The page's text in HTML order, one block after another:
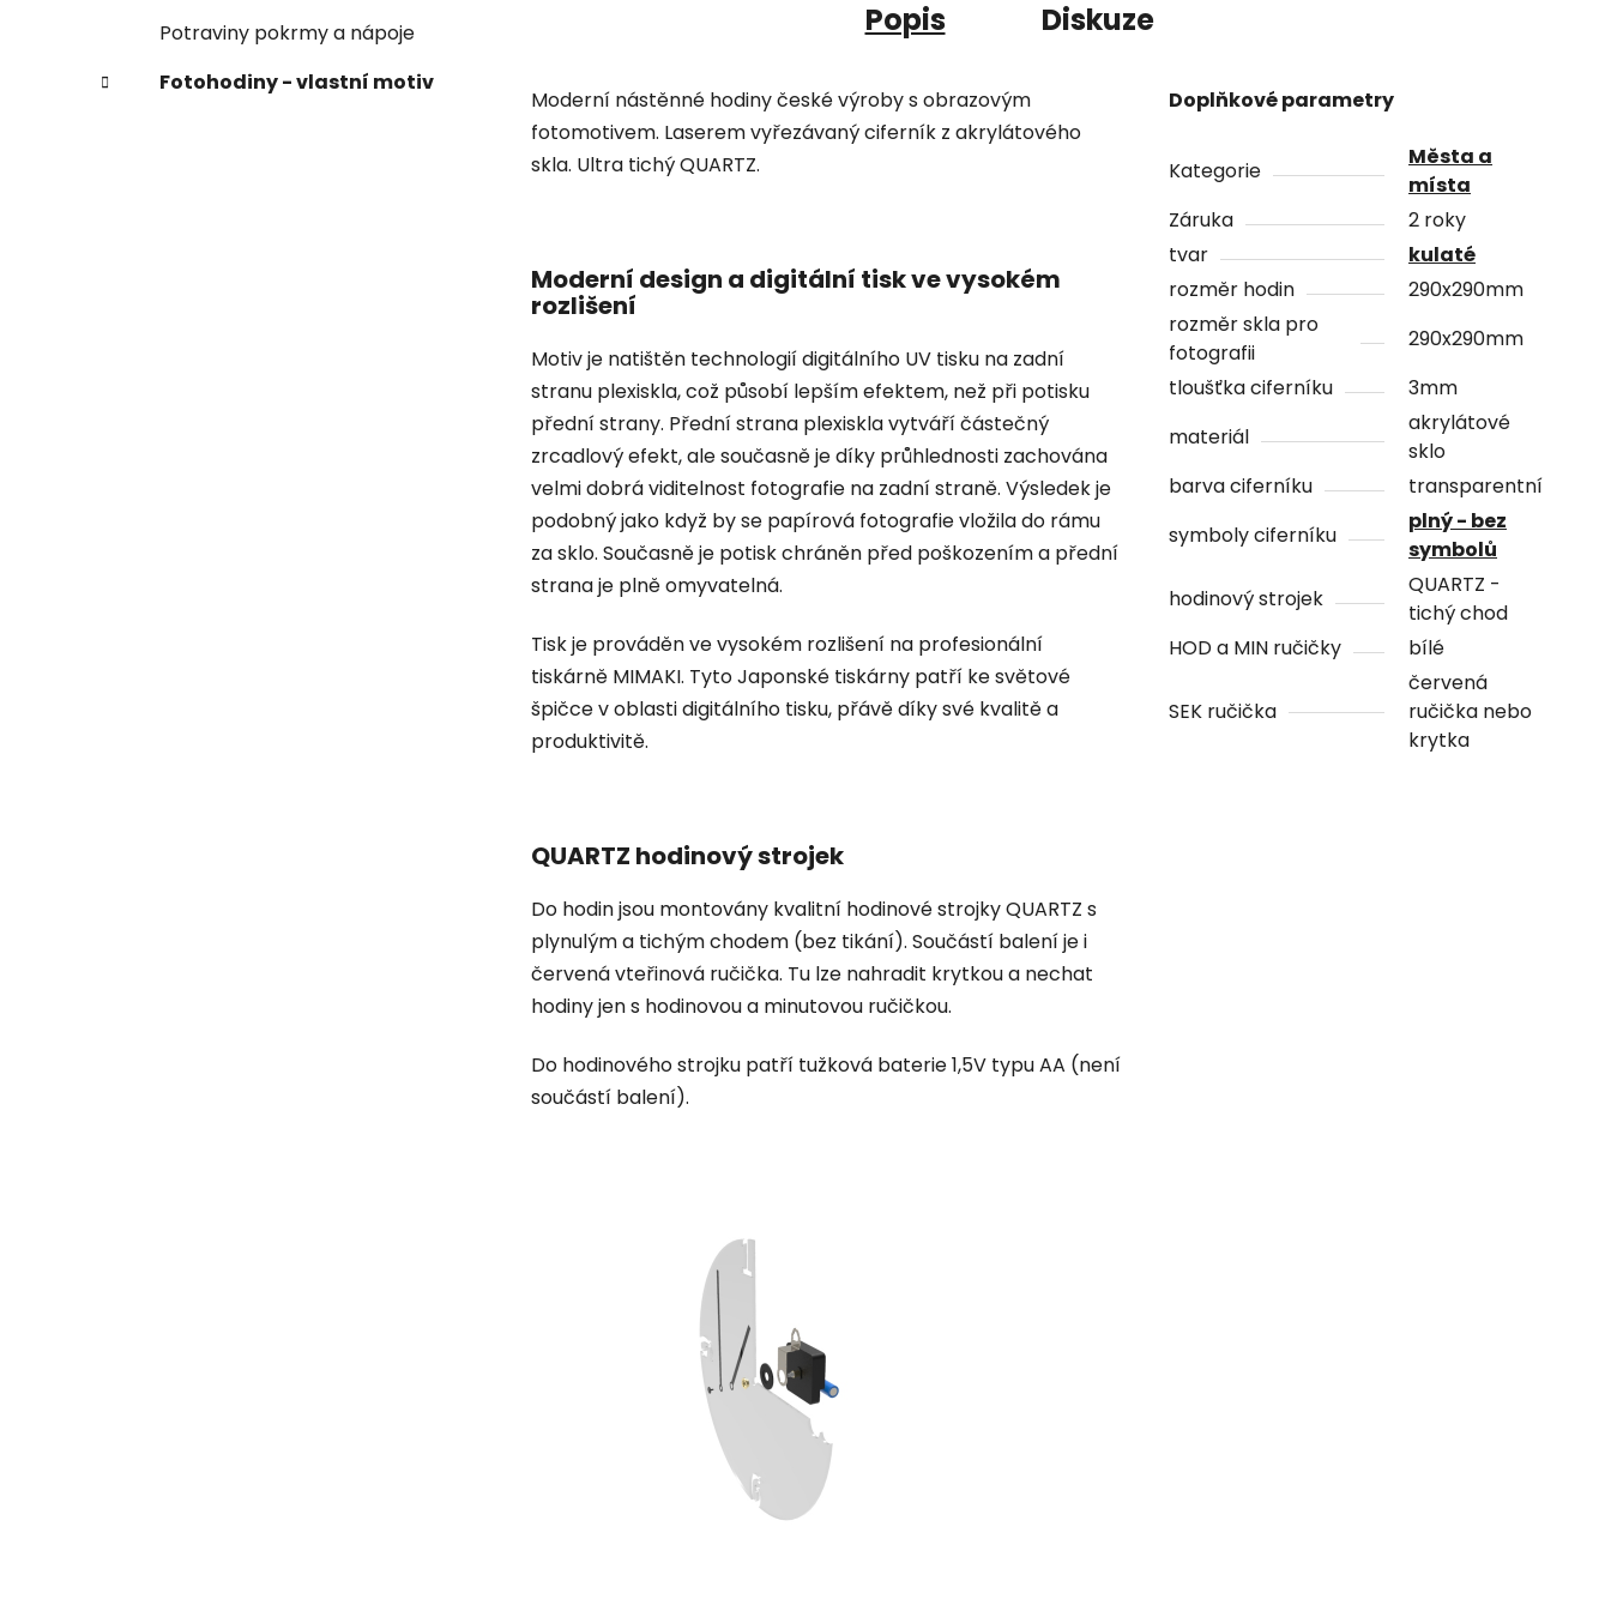
Potraviny pokrmy a nápoje
Fotohodiny - vlastní motiv
Popis Diskuze
Moderní nástěnné hodiny české výroby s obrazovým
fotomotivem. Laserem vyřezávaný ciferník z akrylátového
skla. Ultra tichý QUARTZ.
Moderní design a digitální tisk ve vysokém
rozlišení
Motiv je natištěn technologií digitálního UV tisku na zadní
stranu plexiskla, což působí lepším efektem, než při potisku
přední strany. Přední strana plexiskla vytváří částečný
zrcadlový efekt, ale současně je díky průhlednosti zachována
velmi dobrá viditelnost fotografie na zadní straně. Výsledek je
podobný jako když by se papírová fotografie vložila do rámu
za sklo. Současně je potisk chráněn před poškozením a přední
strana je plně omyvatelná.
Tisk je prováděn ve vysokém rozlišení na profesionální
tiskárně MIMAKI. Tyto Japonské tiskárny patří ke světové
špičce v oblasti digitálního tisku, přávě díky své kvalitě a
produktivitě.
QUARTZ hodinový strojek
Do hodin jsou montovány kvalitní hodinové strojky QUARTZ s
plynulým a tichým chodem (bez tikání). Součástí balení je i
červená vteřinová ručička. Tu lze nahradit krytkou a nechat
hodiny jen s hodinovou a minutovou ručičkou.
Do hodinového strojku patří tužková baterie 1,5V typu AA (není
součástí balení).
Doplňkové parametry
Kategorie
Města a
místa
Záruka
2 roky
tvar
kulaté
rozměr hodin
290x290mm
rozměr skla pro
fotografii
290x290mm
tloušťka ciferníku
3mm
materiál
akrylátové
sklo
barva ciferníku
transparentní
symboly ciferníku
plný - bez
symbolů
hodinový strojek
QUARTZ -
tichý chod
HOD a MIN ručičky
bílé
SEK ručička
červená
ručička nebo
krytka